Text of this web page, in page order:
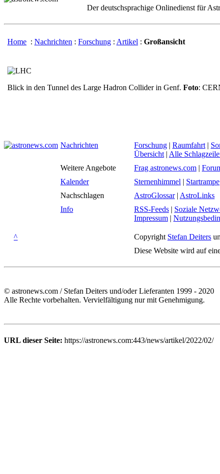
Der deutschsprachige Onlinedienst für
Home : Nachrichten : Forschung : Artikel : Großansicht
Blick in den Tunnel des Large Hadron Collider in Genf. Foto:
Nachrichten Forschung | Raumfahrt |
Übersicht | Alle
Weitere Angebote
Frag astronews.com |
Kalender
Sternenhimmel | Startrampe
Nachschlagen
AstroGlossar| AstroLinks
Info
RSS-Feeds | Soziale
Impressum |
^ Copyright Stefan Deiters
Diese Website wird auf
© astronews.com / Stefan Deiters und/oder Lieferanten 1999 - 2020
Alle Rechte vorbehalten. Vervielfältigung nur mit Genehmigung.
URL dieser Seite: https://astronews.com:443/news/artikel/2022/02/